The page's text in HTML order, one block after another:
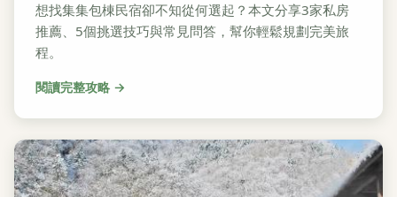
想找集集包棟民宿卻不知從何選起？本文分享3家私房
推薦、5個挑選技巧與常見問答，幫你輕鬆規劃完美旅
程。
閱讀完整攻略 →